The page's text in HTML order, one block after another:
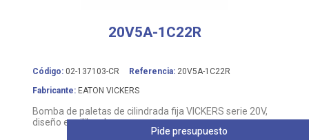
20V5A-1C22R
Código: 02-137103-CR Referencia: 20V5A-1C22R
Fabricante: EATON VICKERS
Bomba de paletas de cilindrada fija VICKERS serie 20V,
diseño equilibrado
Pide presupuesto